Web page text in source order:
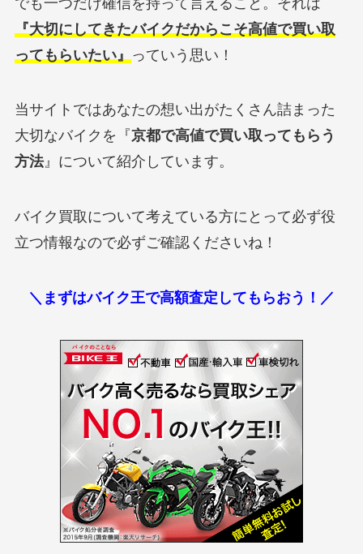
『大切にしてきたバイクだからこそ高値で買い取
ってもらいたい』 っていう思い！
当サイトではあなたの想い出がたくさん詰まった
大切なバイクを『京都で高値で買い取ってもらう
方法』について紹介しています。
バイク買取について考えている方にとって必ず役
立つ情報なので必ずご確認くださいね！
＼まずはバイク王で高額査定してもらおう！／